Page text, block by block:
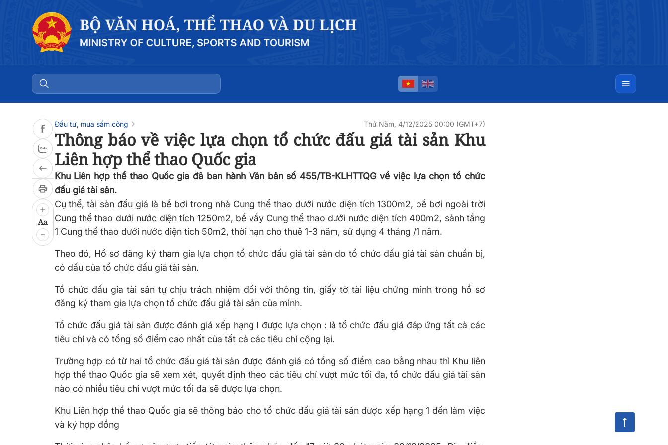
Aa
Đầu tư, mua sắm công Thứ Năm, 4/12/2025 00:00 (GMT+7)
Thông báo về việc lựa chọn tổ chức đấu giá tài sản Khu
Liên hợp thể thao Quốc gia
Khu Liên hợp thể thao Quốc gia đã ban hành Văn bản số 455/TB-KLHTTQG về việc lựa chọn tổ chức
đấu giá tài sản.
Cụ thể, tài sản đấu giá là bể bơi trong nhà Cung thể thao dưới nước diện tích 1300m2, bể bơi ngoài trời
Cung thể thao dưới nước diện tích 1250m2, bể vầy Cung thể thao dưới nước diện tích 400m2, sảnh tầng
1 Cung thể thao dưới nước diện tích 50m2, thời hạn cho thuê 1-3 năm, sử dụng 4 tháng /1 năm.
Theo đó, Hồ sơ đăng ký tham gia lựa chọn tổ chức đấu giá tài sản do tổ chức đấu giá tài sản chuẩn bị,
có dấu của tổ chức đấu giá tài sản.
Tổ chức đấu gia tài sản tự chịu trách nhiệm đối với thông tin, giấy tờ tài liệu chứng minh trong hồ sơ
đăng ký tham gia lựa chọn tổ chức đấu giá tài sản của mình.
Tổ chức đấu giá tài sản được đánh giá xếp hạng I được lựa chọn : là tổ chức đấu giá đáp ứng tất cả các
tiêu chí và có tổng số điểm cao nhất của tất cả các tiêu chí cộng lại.
Trường hợp có từ hai tổ chức đấu giá tài sản được đánh giá có tổng số điểm cao bằng nhau thì Khu liên
hợp thể thao Quốc gia sẽ xem xét, quyết định theo các tiêu chí vượt mức tối đa, tổ chức đấu giá tài sản
nào có nhiều tiêu chí vượt mức tối đa sẽ được lựa chọn.
Khu Liên hợp thể thao Quốc gia sẽ thông báo cho tổ chức đấu giá tài sản được xếp hạng 1 đến làm việc
và ký hợp đồng
0:00 0:00